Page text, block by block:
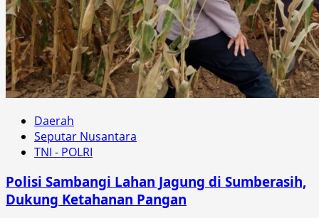
Daerah
Seputar Nusantara
TNI - POLRI
Polisi Sambangi Lahan Jagung di Sumberasih,
Dukung Ketahanan Pangan